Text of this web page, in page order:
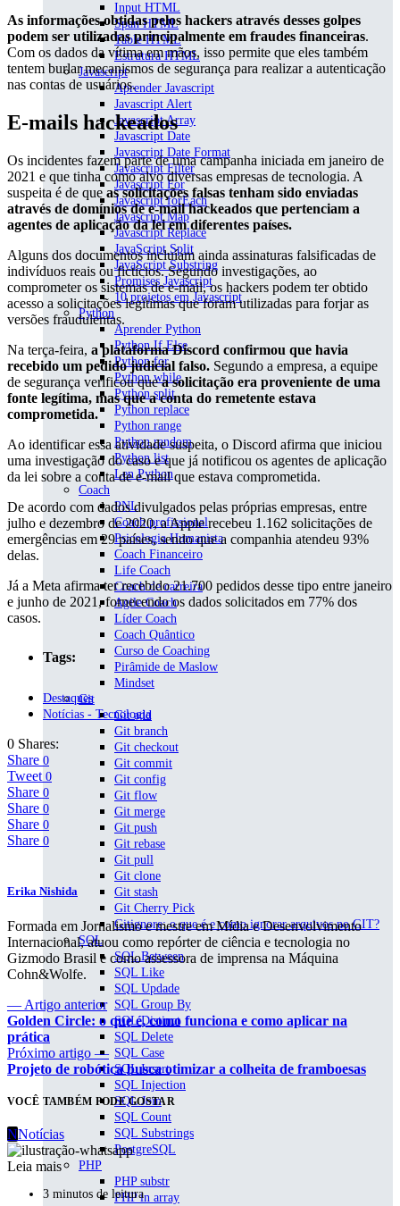
Input HTML
Span HTML
Table HTML
Estrutura HTML
Javascript
Aprender Javascript
Javascript Alert
Javascript Array
Javascript Date
Javascript Date Format
Javascript Filter
Javascript For
Javascript forEach
Javascript Map
Javascript Replace
JavaScript Split
JavaScript Substring
Promises Javascript
10 projetos em Javascript
Python
Aprender Python
Python If Else
Python for
Python while
Python split
Python replace
Python range
Python random
Python list
Len Python
Coach
PNL
Coach profissional
Psicologia Humanista
Coach Financeiro
Life Coach
Coach de carreira
Agile Coach
Líder Coach
Coach Quântico
Curso de Coaching
Pirâmide de Maslow
Mindset
Git
Git add
Git branch
Git checkout
Git commit
Git config
Git flow
Git merge
Git push
Git rebase
Git pull
Git clone
Git stash
Git Cherry Pick
Gitignore: o que é e como ignorar arquivos no GIT?
SQL
SQL Between
SQL Like
SQL Updade
SQL Group By
SQL Distinct
SQL Delete
SQL Case
SQL Insert
SQL Injection
SQL Join
SQL Count
SQL Substrings
PostgreSQL
PHP
PHP substr
PHP in array
As informações obtidas pelos hackers através desses golpes
podem ser utilizadas principalmente em fraudes financeiras.
Com os dados da vítima em mãos, isso permite que eles também
tentem burlar mecanismos de segurança para realizar a autenticação
nas contas de usuários.
E-mails hackeados
Os incidentes fazem parte de uma campanha iniciada em janeiro de
2021 e que tinha como alvo diversas empresas de tecnologia. A
suspeita é de que as solicitações falsas tenham sido enviadas
através de domínios de e-mail hackeados que pertenciam a
agentes de aplicação da lei em diferentes países.
Alguns dos documentos incluíam ainda assinaturas falsificadas de
indivíduos reais ou fictícios. Segundo investigações, ao
comprometer os sistemas de e-mail, os hackers podem ter obtido
acesso a solicitações legítimas que foram utilizadas para forjar as
versões fraudulentas.
Na terça-feira, a plataforma Discord confirmou que havia
recebido um pedido judicial falso. Segundo a empresa, a equipe
de segurança verificou quea solicitação era proveniente de uma
fonte legítima, mas que a conta do remetente estava
comprometida.
Ao identificar essa atividade suspeita, o Discord afirma que iniciou
uma investigação do caso e que já notificou os agentes de aplicação
da lei sobre a conta de e-mail que estava comprometida.
De acordo com dados divulgados pelas próprias empresas, entre
julho e dezembro de 2020, a Apple recebeu 1.162 solicitações de
emergências em 29 países, sendo que a companhia atendeu 93%
delas.
Já a Meta afirma ter recebido 21.700 pedidos desse tipo entre janeiro
e junho de 2021, fornecendo os dados solicitados em 77% dos
casos.
Tags:
Destaques
Notícias - Tecnologia
0 Shares:
Share 0
Tweet 0
Share 0
Share 0
Share 0
Share 0
Erika Nishida
Formada em Jornalismo e mestre em Mídia e Desenvolvimento
Internacional, atuou como repórter de ciência e tecnologia no
Gizmodo Brasil e como assessora de imprensa na Máquina
Cohn&Wolfe.
— Artigo anterior
Golden Circle: o que é, como funciona e como aplicar na
prática
Próximo artigo —
Projeto de robótica busca otimizar a colheita de framboesas
VOCÊ TAMBÉM PODE GOSTAR
NNotícias
Leia mais
3 minutos de leitura